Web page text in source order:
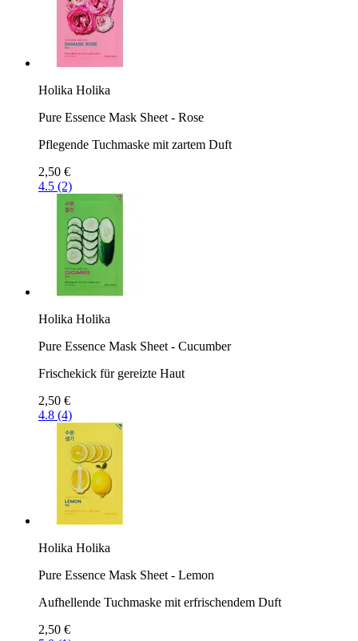
Holika Holika
Pure Essence Mask Sheet - Rose
Pflegende Tuchmaske mit zartem Duft
2,50 €
4.5 (2)
Holika Holika
Pure Essence Mask Sheet - Cucumber
Frischekick für gereizte Haut
2,50 €
4.8 (4)
Holika Holika
Pure Essence Mask Sheet - Lemon
Aufhellende Tuchmaske mit erfrischendem Duft
2,50 €